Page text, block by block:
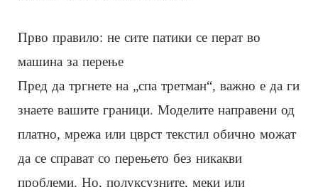
Прво правило: не сите патики се перат во
машина за перење
Пред да тргнете на „спа третман“, важно е да ги
знаете вашите граници. Моделите направени од
платно, мрежа или цврст текстил обично можат
да се справат со перењето без никакви
проблеми. Но, полуксузните, меки или